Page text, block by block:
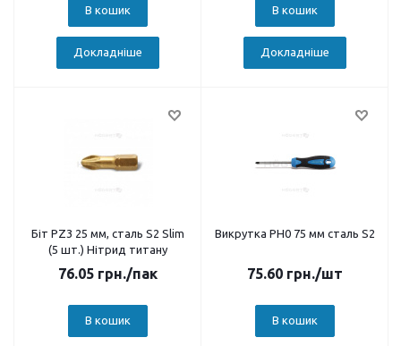
В кошик
Докладніше
В кошик
Докладніше
Біт PZ3 25 мм, сталь S2 Slim
(5 шт.) Нітрид титану
76.05 грн./пак
В кошик
Викрутка PH0 75 мм сталь S2
75.60 грн./шт
В кошик